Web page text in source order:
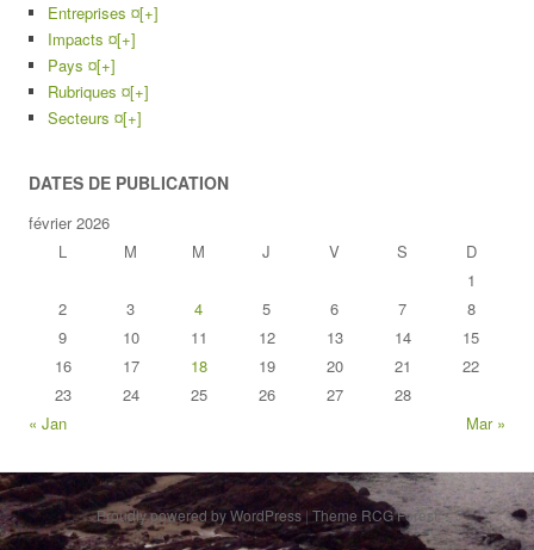
Entreprises ¤[+]
Impacts ¤[+]
Pays ¤[+]
Rubriques ¤[+]
Secteurs ¤[+]
DATES DE PUBLICATION
février 2026
L
M M J V S
D
1
2
3 4 5 6 7
8
9
10 11 12 13 14
15
16
17 18 19 20 21
22
23
24 25 26 27
28
« Jan
Mar »
Proudly powered by WordPress|Theme RCG Forest